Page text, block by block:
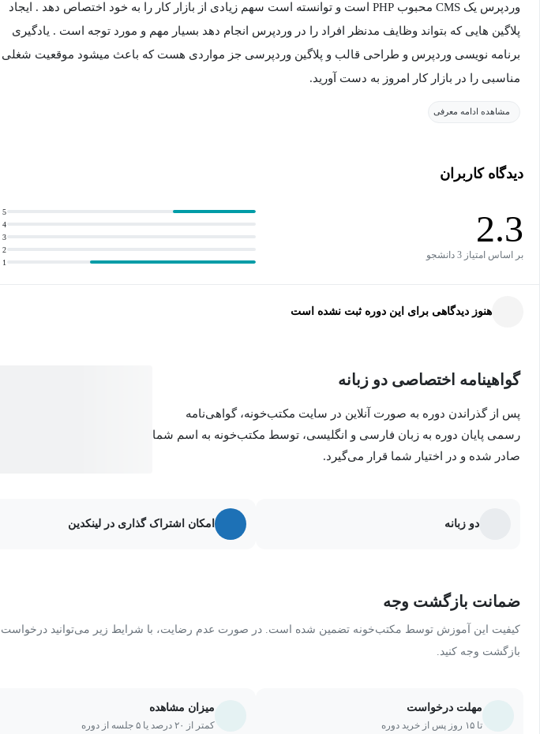
وردپرس یک CMS محبوب PHP است و توانسته است سهم زیادی از بازار کار را به خود اختصاص دهد . ایجاد
پلاگین هایی که بتواند وظایف مدنظر افراد را در وردپرس انجام دهد بسیار مهم و مورد توجه است . یادگیری
برنامه نویسی وردپرس و طراحی قالب و پلاگین وردپرسی جز مواردی هست که باعث میشود موقعیت شغلی
مناسبی را در بازار کار امروز به دست آورید.
شده است که به صورت کاملا کاربردی و با مثالهای عملی مفاهیم اموزش داده شوند. در پایان دوره شما
آید.
مشاهده ادامه معرفی
دیدگاه کاربران
2.3
بر اساس امتیاز 3 دانشجو
1
2
3
4
5
هنوز دیدگاهی برای این دوره ثبت نشده است
گواهینامه اختصاصی دو زبانه
پس از گذراندن دوره به صورت آنلاین در سایت مکتب‌خونه، گواهی‌نامه
رسمی پایان دوره به زبان فارسی و انگلیسی، توسط مکتب‌خونه به اسم شما
صادر شده و در اختیار شما قرار می‌گیرد.
امکان اشتراک گذاری در لینکدین دو زبانه
ضمانت بازگشت وجه
کیفیت این آموزش توسط مکتب‌خونه تضمین شده است. در صورت عدم رضایت، با شرایط زیر می‌توانید درخواست
بازگشت وجه کنید.
مهلت درخواست
تا ۱۵ روز پس از خرید دوره
میزان مشاهده
کمتر از ۲۰ درصد یا ۵ جلسه از دوره